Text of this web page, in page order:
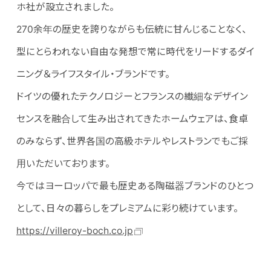
ホ社が設立されました。
270余年の歴史を誇りながらも伝統に甘んじることなく、
型にとらわれない自由な発想で常に時代をリードするダイ
ニング＆ライフスタイル・ブランドです。
ドイツの優れたテクノロジーとフランスの繊細なデザイン
センスを融合して生み出されてきたホームウェアは、食卓
のみならず、世界各国の高級ホテルやレストランでもご採
用いただいております。
今ではヨーロッパで最も歴史ある陶磁器ブランドのひとつ
として、日々の暮らしをプレミアムに彩り続けています。
https://villeroy-boch.co.jp